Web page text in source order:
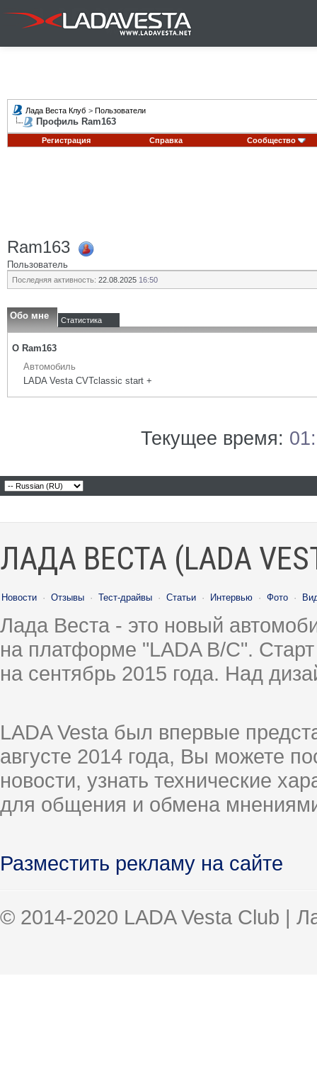
Лада Веста Клуб > Пользователи
Профиль Ram163
Регистрация Справка Сообщество
Ram163
Пользователь
Последняя активность: 22.08.2025 16:50
Обо мне Статистика
О Ram163
Автомобиль
LADA Vesta CVTclassic start +
Текущее время:
ЛАДА ВЕСТА (LADA
Новости · Отзывы · Тест-драйвы · Статьи · Интервью · Фото ·
Лада Веста - это новый
на платформе "LADA B/C".
на сентябрь 2015 года. Над
LADA Vesta был впервые
августе 2014 года, Вы можете
новости, узнать технические
для общения и обмена
Разместить рекламу на сайте
© 2014-2020 LADA Vesta Club |